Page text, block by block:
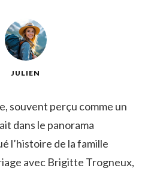
JULIEN
souvent perçu comme un
dans le panorama
l’histoire de la famille
avec Brigitte Trogneux,